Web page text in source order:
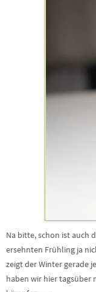
Na bitte, schon ist auch
ersehnten Frühling ja
zeigt der Winter gerade
haben wir hier tagsüber